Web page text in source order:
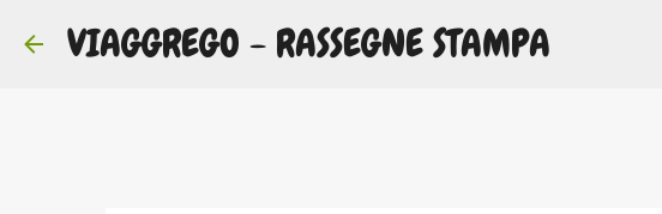
VIAGGREGO - RASSEGNE STAMPA